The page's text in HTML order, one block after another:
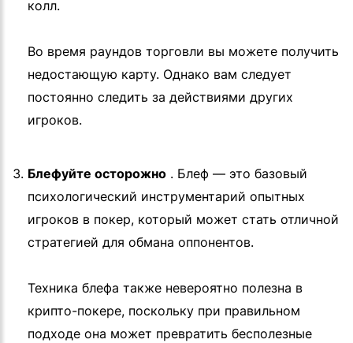
колл.
Во время раундов торговли вы можете получить
недостающую карту. Однако вам следует
постоянно следить за действиями других
игроков.
Блефуйте осторожно . Блеф — это базовый
психологический инструментарий опытных
игроков в покер, который может стать отличной
стратегией для обмана оппонентов.
Техника блефа также невероятно полезна в
крипто-покере, поскольку при правильном
подходе она может превратить бесполезные